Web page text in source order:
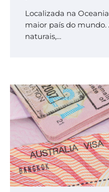
Localizada na
maior país do mundo.
naturais,…